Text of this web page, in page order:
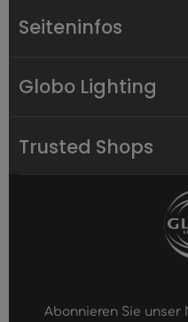
Seiteninfos
Globo Lighting
Trusted Shops
Abonnieren Sie